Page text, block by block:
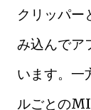
クリッパー
み込んでア
います。
ルごとの